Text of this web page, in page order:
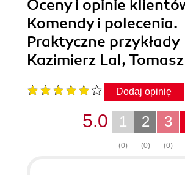
Oceny i opinie
Komendy i polecenia.
Praktyczne przykłady
Kazimierz Lal,
Dodaj opinię
3
(0)
2
(0)
1
(0)
5.0